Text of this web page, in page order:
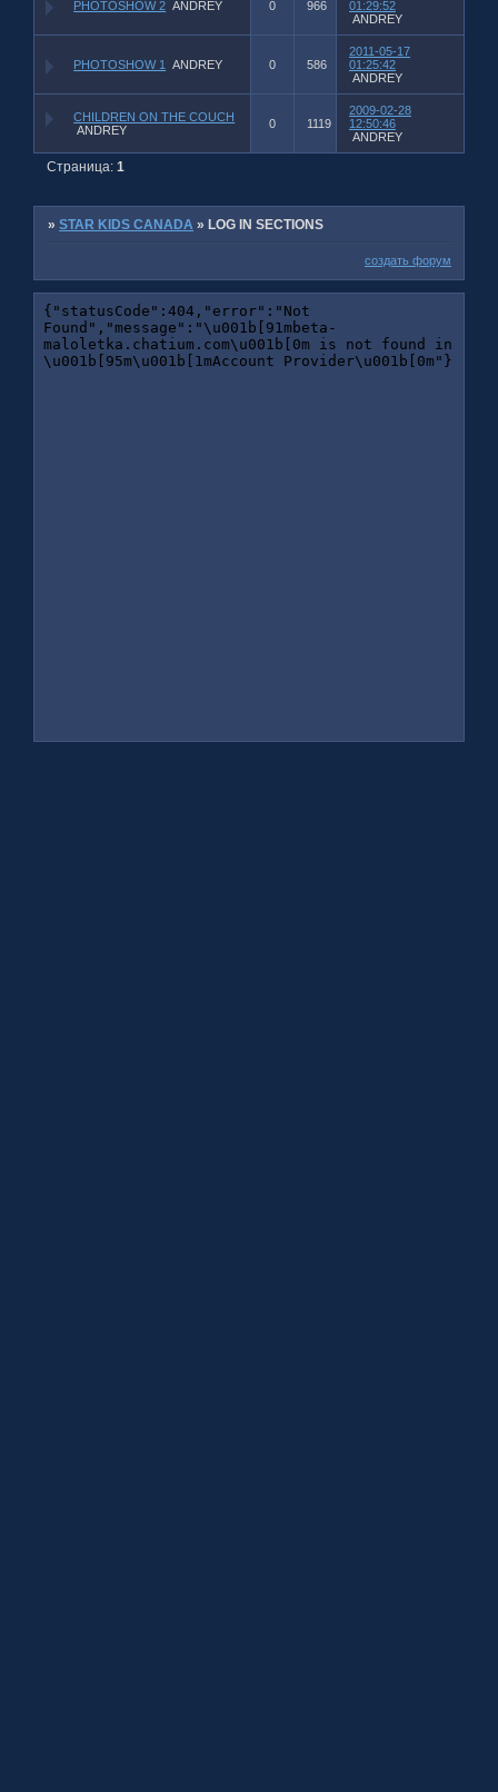
PHOTOSHOW 2 ANDREY 0 966
01:29:52
ANDREY
PHOTOSHOW 1 ANDREY 0 586
2011-05-17
01:25:42
ANDREY
CHILDREN ON THE COUCH
ANDREY
0 1119
2009-02-28
12:50:46
ANDREY
Страница:1
»STAR KIDS CANADA » LOG IN SECTIONS
создать форум